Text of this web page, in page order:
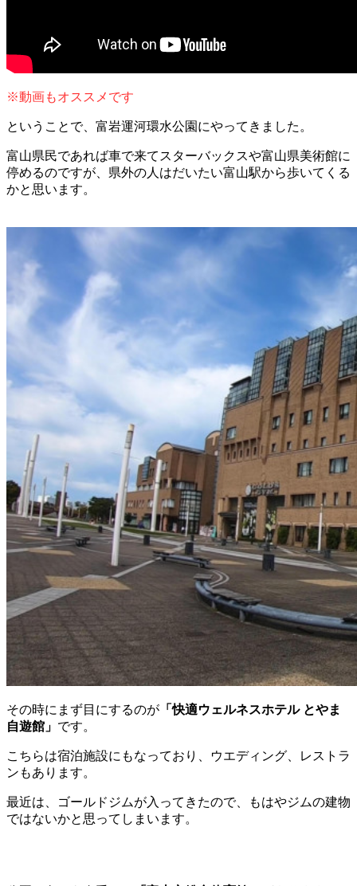
※動画もオススメです
ということで、富岩運河環水公園にやってきました。
富山県民であれば車で来てスターバックスや富山県美術館に
停めるのですが、県外の人はだいたい富山駅から歩いてくる
かと思います。
その時にまず目にするのが 「快適ウェルネスホテル とやま
自遊館」 です。
こちらは宿泊施設にもなっており、ウエディング、レストラ
ンもあります。
最近は、ゴールドジムが入ってきたので、もはやジムの建物
ではないかと思ってしまいます。